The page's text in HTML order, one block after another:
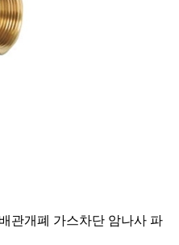
관개폐 가스차단 암나사 파